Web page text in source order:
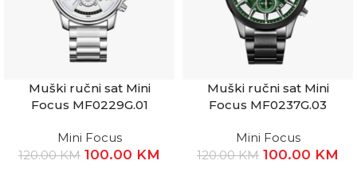
Muški ručni sat Mini
Focus MF0229G.01
Mini Focus
120.00KM 100.00 KM
Muški ručni sat Mini
Focus MF0237G.03
Mini Focus
120.00KM 100.00 KM